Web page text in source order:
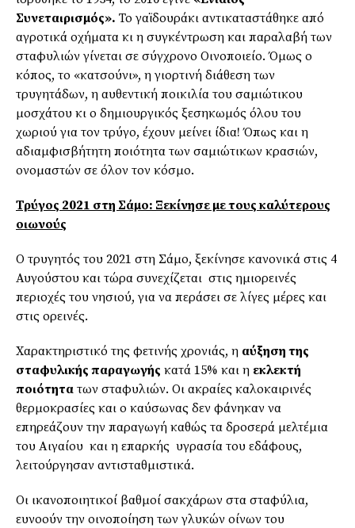
Συνεταιρισμός». Το γαϊδουράκι αντικαταστάθηκε από
αγροτικά οχήματα κι η συγκέντρωση και παραλαβή των
σταφυλιών γίνεται σε σύγχρονο Οινοποιείο. Όμως ο
κόπος, το «κατσούνι», η γιορτινή διάθεση των
τρυγητάδων, η αυθεντική ποικιλία του σαμιώτικου
μοσχάτου κι ο δημιουργικός ξεσηκωμός όλου του
χωριού για τον τρύγο, έχουν μείνει ίδια! Όπως και η
αδιαμφισβήτητη ποιότητα των σαμιώτικων κρασιών,
ονομαστών σε όλον τον κόσμο.
Τρύγος 2021 στη Σάμο: Ξεκίνησε με τους καλύτερους
οιωνούς
Ο τρυγητός του 2021 στη Σάμο, ξεκίνησε κανονικά στις 4
Αυγούστου και τώρα συνεχίζεται στις ημιορεινές
περιοχές του νησιού, για να περάσει σε λίγες μέρες και
στις ορεινές.
Χαρακτηριστικό της φετινής χρονιάς, η αύξηση της
σταφυλικής παραγωγής κατά 15% και η εκλεκτή
ποιότητα των σταφυλιών. Οι ακραίες καλοκαιρινές
θερμοκρασίες και ο καύσωνας δεν φάνηκαν να
επηρεάζουν την παραγωγή καθώς τα δροσερά μελτέμια
του Αιγαίου και η επαρκής υγρασία του εδάφους,
λειτούργησαν αντισταθμιστικά.
Οι ικανοποιητικοί βαθμοί σακχάρων στα σταφύλια,
ευνοούν την οινοποίηση των γλυκών οίνων του